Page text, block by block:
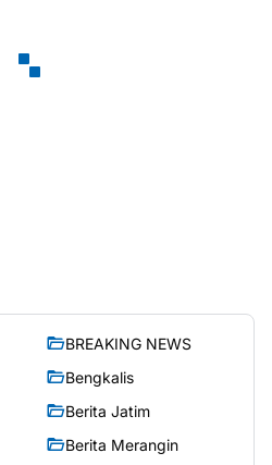
BREAKING NEWS
Bengkalis
Berita Jatim
Berita Merangin